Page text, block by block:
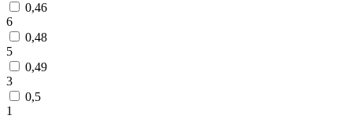
0,46
6
0,48
5
0,49
3
0,5
1